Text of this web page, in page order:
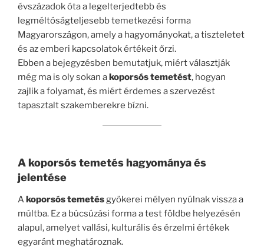
évszázadok óta a legelterjedtebb és
legméltóságteljesebb temetkezési forma
Magyarországon, amely a hagyományokat, a tiszteletet
és az emberi kapcsolatok értékeit őrzi.
Ebben a bejegyzésben bemutatjuk, miért választják
még ma is oly sokan akoporsós temetést, hogyan
zajlik a folyamat, és miért érdemes a szervezést
tapasztalt szakemberekre bízni.
A koporsós temetés hagyománya és
jelentése
Akoporsós temetésgyökerei mélyen nyúlnak vissza a
múltba. Ez a búcsúzási forma a test földbe helyezésén
alapul, amelyet vallási, kulturális és érzelmi értékek
egyaránt meghatároznak.